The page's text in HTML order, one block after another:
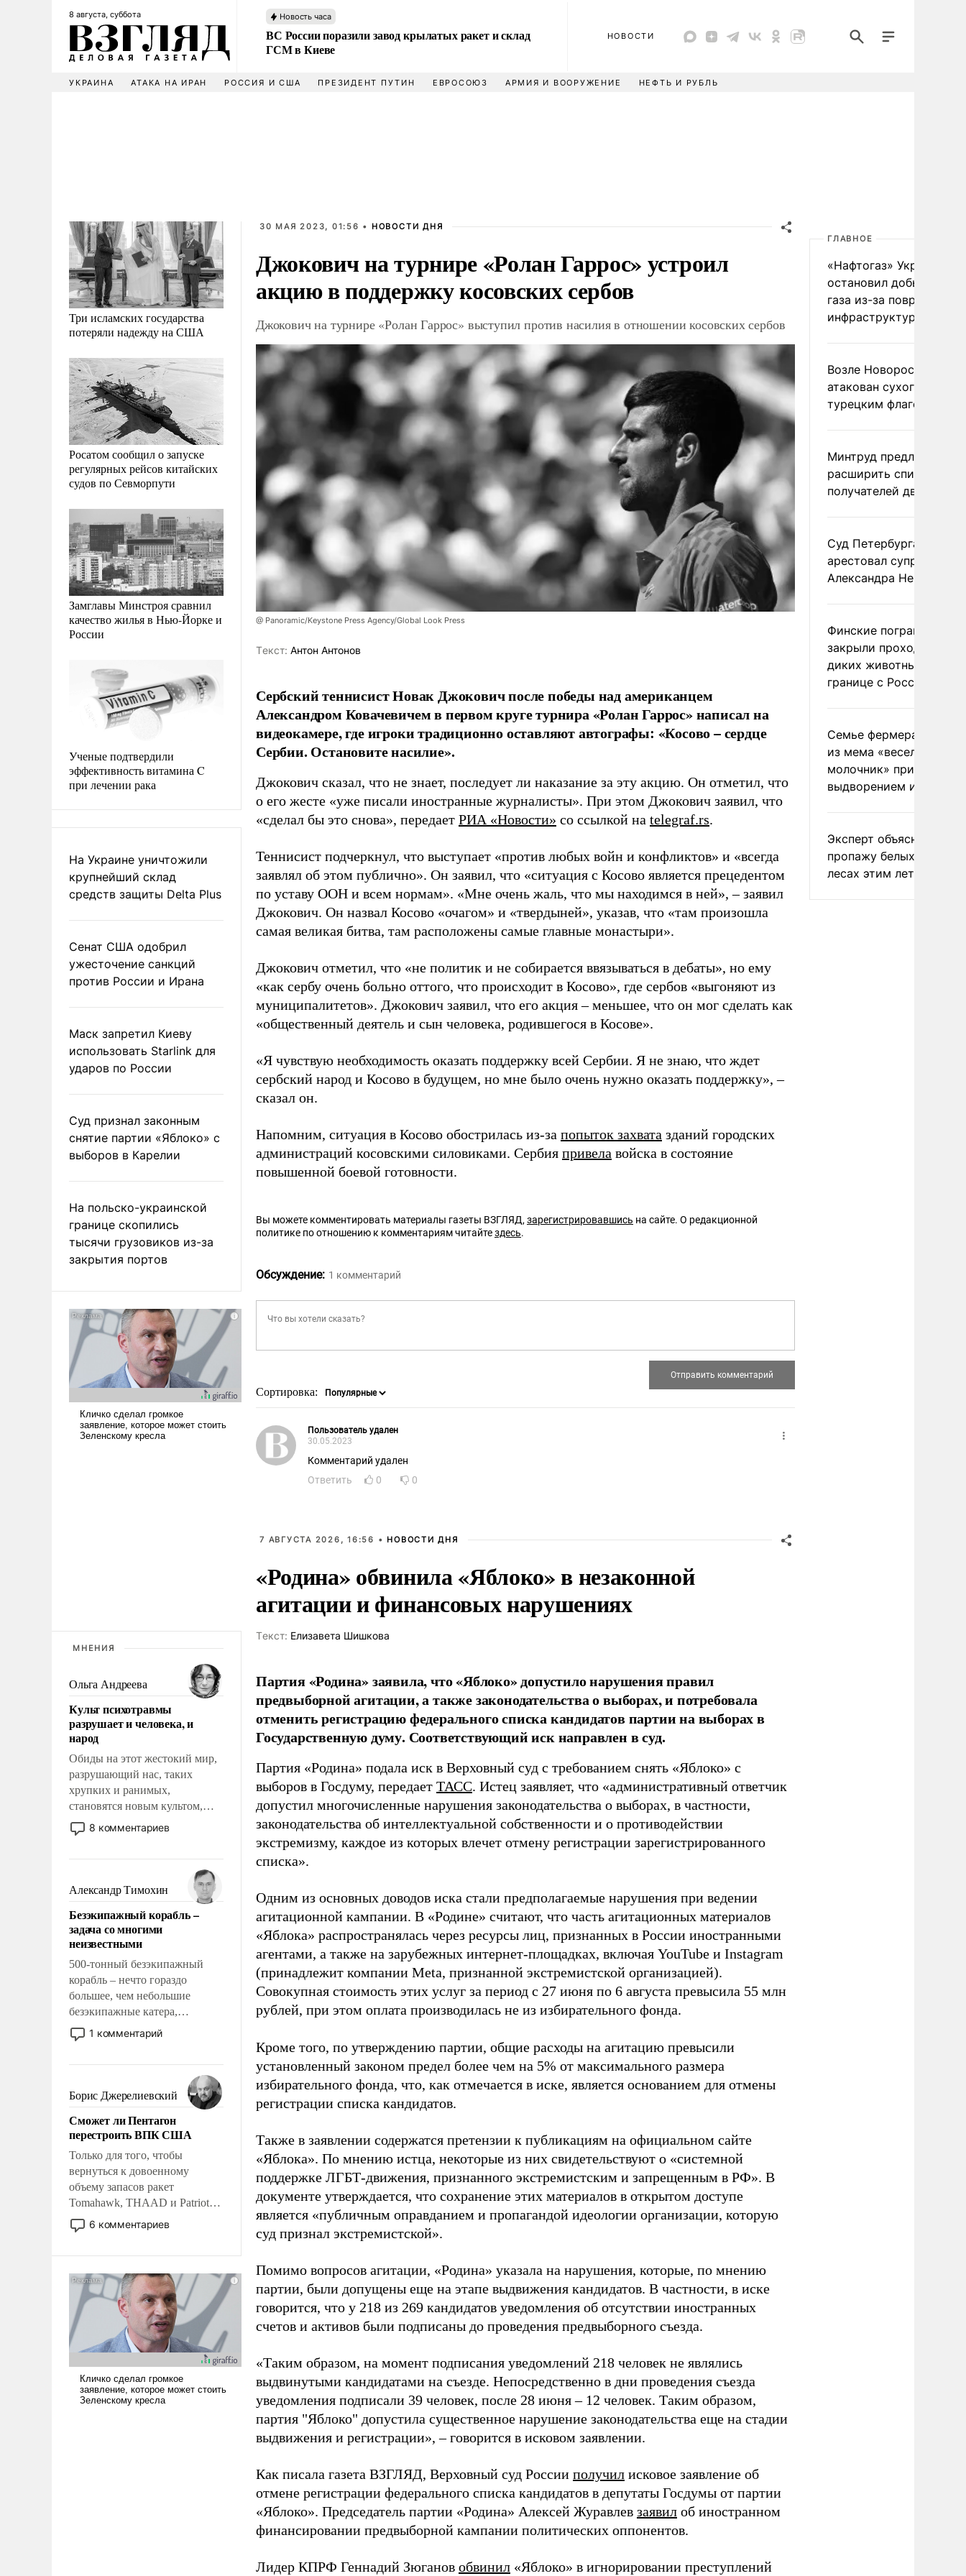
8 августа, суббота Новость часа
ВС России поразили завод крылатых ракет и склад
ГСМ в Киеве
НОВОСТИ
УКРАИНА АТАКА НА ИРАН РОССИЯ И США ПРЕЗИДЕНТ ПУТИН ЕВРОСОЮЗ АРМИЯ И ВООРУЖЕНИЕ НЕФТЬ И РУБЛЬ
Три исламских государства
потеряли надежду на США
Росатом сообщил о запуске
регулярных рейсов китайских
судов по Севморпути
Замглавы Минстроя сравнил
качество жилья в Нью-Йорке и
России
Ученые подтвердили
эффективность витамина C
при лечении рака
На Украине уничтожили
крупнейший склад
средств защиты Delta Plus
Сенат США одобрил
ужесточение санкций
против России и Ирана
Маск запретил Киеву
использовать Starlink для
ударов по России
Суд признал законным
снятие партии «Яблоко» с
выборов в Карелии
На польско-украинской
границе скопились
тысячи грузовиков из-за
закрытия портов
МНЕНИЯ
Ольга Андреева
Культ психотравмы
разрушает и человека, и
народ
Обиды на этот жестокий мир,
разрушающий нас, таких
хрупких и ранимых,
становятся новым культом,
постепенно вытесняя и
отменяя традиционное
мужественным и твердым под
ударами судьбы, брать на себя
ответственность, помогать
слабым, идти вперед и
адаптироваться.
8 комментариев
Александр Тимохин
Безэкипажный корабль –
задача со многими
неизвестными
500-тонный безэкипажный
корабль – нечто гораздо
большее, чем небольшие
безэкипажные катера,
применение которых уже
стало обыденностью. Задача по
сложна и амбициозна. Однако
и ее реализация радикально
поднимет наши боевые
возможности.
1 комментарий
Борис Джерелиевский
Сможет ли Пентагон
перестроить ВПК США
Только для того, чтобы
вернуться к довоенному
объему запасов ракет
Tomahawk, THAAD и Patriot
США потребуется более трех
лет. Даже небольшая война с
Сложившаяся ситуация
означает многолетний период
уязвимости США, например,
перед Китаем.
6 комментариев
30 МАЯ 2023, 01:56 • НОВОСТИ ДНЯ
Джокович на турнире «Ролан Гаррос» устроил
акцию в поддержку косовских сербов
Джокович на турнире «Ролан Гаррос» выступил против насилия в отношении косовских сербов
@ Panoramic/Keystone Press Agency/Global Look Press
Tекст: Антон Антонов
Сербский теннисист Новак Джокович после победы над американцем
Александром Ковачевичем в первом круге турнира «Ролан Гаррос» написал на
видеокамере, где игроки традиционно оставляют автографы: «Косово – сердце
Сербии. Остановите насилие».
Джокович сказал, что не знает, последует ли наказание за эту акцию. Он отметил, что
о его жесте «уже писали иностранные журналисты». При этом Джокович заявил, что
«сделал бы это снова», передает РИА «Новости» со ссылкой на telegraf.rs.
Теннисист подчеркнул, что выступает «против любых войн и конфликтов» и «всегда
заявлял об этом публично». Он заявил, что «ситуация с Косово является прецедентом
по уставу ООН и всем нормам». «Мне очень жаль, что мы находимся в ней», – заявил
Джокович. Он назвал Косово «очагом» и «твердыней», указав, что «там произошла
самая великая битва, там расположены самые главные монастыри».
Джокович отметил, что «не политик и не собирается ввязываться в дебаты», но ему
«как сербу очень больно оттого, что происходит в Косово», где сербов «выгоняют из
муниципалитетов». Джокович заявил, что его акция – меньшее, что он мог сделать как
«общественный деятель и сын человека, родившегося в Косове».
«Я чувствую необходимость оказать поддержку всей Сербии. Я не знаю, что ждет
сербский народ и Косово в будущем, но мне было очень нужно оказать поддержку», –
сказал он.
Напомним, ситуация в Косово обострилась из-за попыток захвата зданий городских
администраций косовскими силовиками. Сербия привела войска в состояние
повышенной боевой готовности.
Вы можете комментировать материалы газеты ВЗГЛЯД,зарегистрировавшись на сайте. О редакционной
политике по отношению к комментариям читайтездесь.
Обсуждение: 1 комментарий
Сортировка:
Пользователь удален
30.05.2023
Комментарий удален
Ответить
0 0
7 АВГУСТА 2026, 16:56 • НОВОСТИ ДНЯ
«Родина» обвинила «Яблоко» в незаконной
агитации и финансовых нарушениях
Tекст: Елизавета Шишкова
Партия «Родина» заявила, что «Яблоко» допустило нарушения правил
предвыборной агитации, а также законодательства о выборах, и потребовала
отменить регистрацию федерального списка кандидатов партии на выборах в
Государственную думу. Соответствующий иск направлен в суд.
Партия «Родина» подала иск в Верховный суд с требованием снять «Яблоко» с
выборов в Госдуму, передает ТАСС. Истец заявляет, что «административный ответчик
допустил многочисленные нарушения законодательства о выборах, в частности,
законодательства об интеллектуальной собственности и о противодействии
экстремизму, каждое из которых влечет отмену регистрации зарегистрированного
списка».
Одним из основных доводов иска стали предполагаемые нарушения при ведении
агитационной кампании. В «Родине» считают, что часть агитационных материалов
«Яблока» распространялась через ресурсы лиц, признанных в России иностранными
агентами, а также на зарубежных интернет-площадках, включая YouTube и Instagram
(принадлежит компании Meta, признанной экстремистской организацией).
Совокупная стоимость этих услуг за период с 27 июня по 6 августа превысила 55 млн
рублей, при этом оплата производилась не из избирательного фонда.
Кроме того, по утверждению партии, общие расходы на агитацию превысили
установленный законом предел более чем на 5% от максимального размера
избирательного фонда, что, как отмечается в иске, является основанием для отмены
регистрации списка кандидатов.
Также в заявлении содержатся претензии к публикациям на официальном сайте
«Яблока». По мнению истца, некоторые из них свидетельствуют о «системной
поддержке ЛГБТ-движения, признанного экстремистским и запрещенным в РФ». В
документе утверждается, что сохранение этих материалов в открытом доступе
является «публичным оправданием и пропагандой идеологии организации, которую
суд признал экстремистской».
Помимо вопросов агитации, «Родина» указала на нарушения, которые, по мнению
партии, были допущены еще на этапе выдвижения кандидатов. В частности, в иске
говорится, что у 218 из 269 кандидатов уведомления об отсутствии иностранных
счетов и активов были подписаны до проведения предвыборного съезда.
«Таким образом, на момент подписания уведомлений 218 человек не являлись
выдвинутыми кандидатами на съезде. Непосредственно в дни проведения съезда
уведомления подписали 39 человек, после 28 июня – 12 человек. Таким образом,
партия "Яблоко" допустила существенное нарушение законодательства еще на стадии
выдвижения и регистрации», – говорится в исковом заявлении.
Как писала газета ВЗГЛЯД, Верховный суд России получил исковое заявление об
отмене регистрации федерального списка кандидатов в депутаты Госдумы от партии
«Яблоко». Председатель партии «Родина» Алексей Журавлев заявил об иностранном
финансировании предвыборной кампании политических оппонентов.
Лидер КПРФ Геннадий Зюганов обвинил «Яблоко» в игнорировании преступлений
ГЛАВНОЕ
«Нафтогаз» Украины
остановил добычу
газа из-за повреждения
инфраструктуры
Возле Новороссийска
атакован сухогруз под
турецким флагом
Минтруд предложил
расширить список
получателей двух
Суд Петербурга заочно
арестовал супругу
Александра Невзорова
Финские пограничники
закрыли проходы для
диких животных на
границе с Россией
Семье фермера
из мема «веселый
молочник» пригрозили
выдворением из
Эксперт объяснил
пропажу белых грибов
лесах этим летом